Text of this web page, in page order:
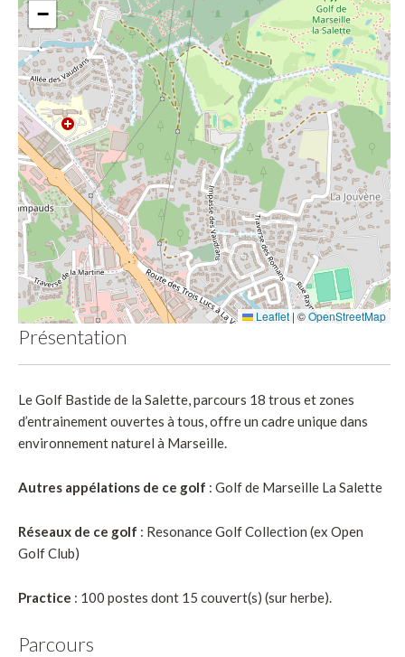
−
Leaflet | ©OpenStreetMap
Présentation
Le Golf Bastide de la Salette, parcours 18 trous et zones
d’entrainement ouvertes à tous, offre un cadre unique dans
environnement naturel à Marseille.
Autres appélations de ce golf : Golf de Marseille La Salette
Réseaux de ce golf : Resonance Golf Collection (ex Open
Golf Club)
Practice : 100 postes dont 15 couvert(s) (sur herbe).
Parcours